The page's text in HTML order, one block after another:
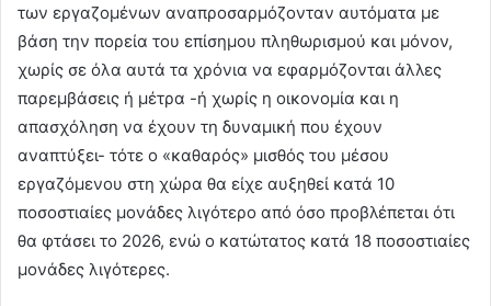
των εργαζομένων αναπροσαρμόζονταν αυτόματα με
βάση την πορεία του επίσημου πληθωρισμού και μόνον,
χωρίς σε όλα αυτά τα χρόνια να εφαρμόζονται άλλες
παρεμβάσεις ή μέτρα -ή χωρίς η οικονομία και η
απασχόληση να έχουν τη δυναμική που έχουν
αναπτύξει- τότε ο «καθαρός» μισθός του μέσου
εργαζόμενου στη χώρα θα είχε αυξηθεί κατά 10
ποσοστιαίες μονάδες λιγότερο από όσο προβλέπεται ότι
θα φτάσει το 2026, ενώ ο κατώτατος κατά 18 ποσοστιαίες
μονάδες λιγότερες.